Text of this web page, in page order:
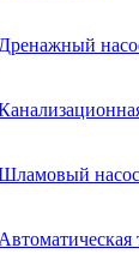
Дренажный
насос
Автоматическая